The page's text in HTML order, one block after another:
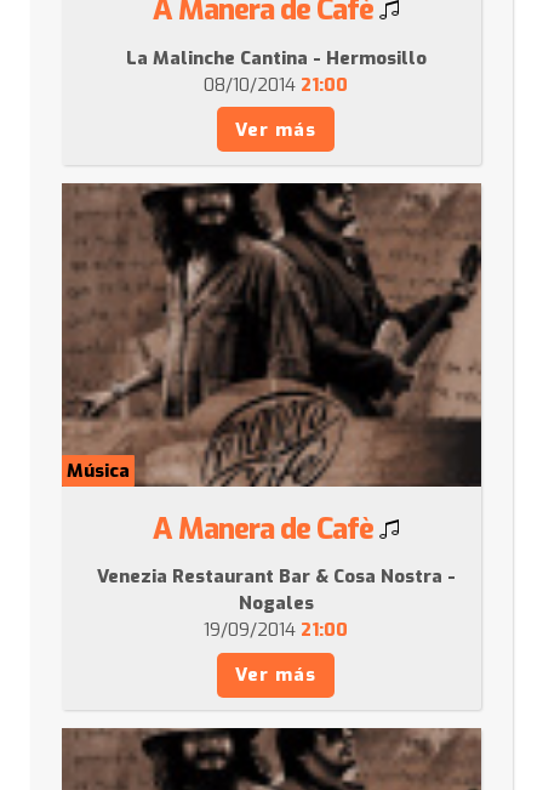
A Manera de Cafè
La Malinche Cantina - Hermosillo
08/10/2014 21:00
Ver más
Música
A Manera de Cafè
Venezia Restaurant Bar & Cosa Nostra -
Nogales
19/09/2014 21:00
Ver más